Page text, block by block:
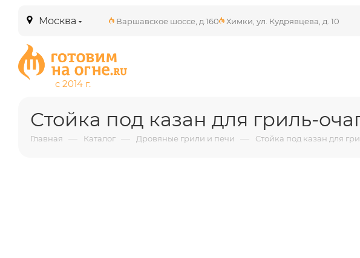
Москва Варшавское шоссе, д.160 Химки, ул. Кудрявцева, д. 10
Стойка под казан для гриль-
Главная — Каталог — Дровяные грили и печи — Стойка под казан для